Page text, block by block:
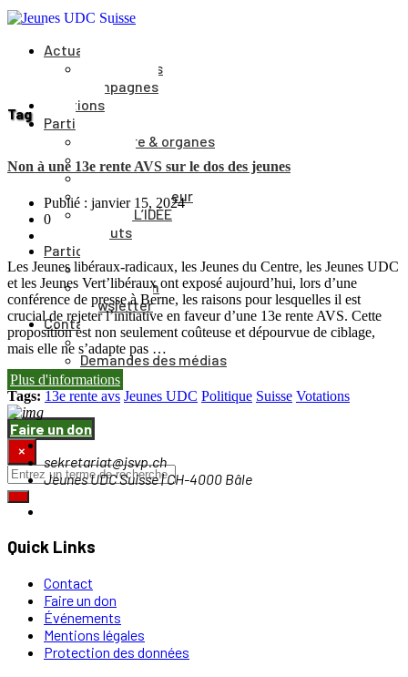
Actualités
Événements
Campagnes
Positions
Parti
Structure & organes
Cantons
Comité du parti
Comité directeur
Journal L’IDÉE
Statuts
Participer
Adhésion
Faire un don
Newsletter
Contact
Vers le formulaire
Demandes des médias
DE
Faire un don
×
Tag
Non à une 13e rente AVS sur le dos des jeunes
Publié : janvier 15, 2024
0
Les Jeunes libéraux-radicaux, les Jeunes du Centre, les Jeunes UDC
et les Jeunes Vert’libéraux ont exposé aujourd’hui, lors d’une
conférence de presse à Berne, les raisons pour lesquelles il est
crucial de rejeter l’initiative en faveur d’une 13e rente AVS. Cette
proposition est non seulement coûteuse et dépourvue de ciblage,
mais elle ne s’adapte pas …
Plus d'informations
Tags: 13e rente avs Jeunes UDC Politique Suisse Votations
sekretariat@jsvp.ch
Jeunes UDC Suisse | CH-4000 Bâle
Quick Links
Contact
Faire un don
Événements
Mentions légales
Protection des données